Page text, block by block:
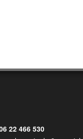
22 466 530